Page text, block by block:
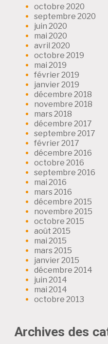
octobre 2020
septembre 2020
juin 2020
mai 2020
avril 2020
octobre 2019
mai 2019
février 2019
janvier 2019
décembre 2018
novembre 2018
mars 2018
décembre 2017
septembre 2017
février 2017
décembre 2016
octobre 2016
septembre 2016
mai 2016
mars 2016
décembre 2015
novembre 2015
octobre 2015
août 2015
mai 2015
mars 2015
janvier 2015
décembre 2014
juin 2014
mai 2014
octobre 2013
Archives des